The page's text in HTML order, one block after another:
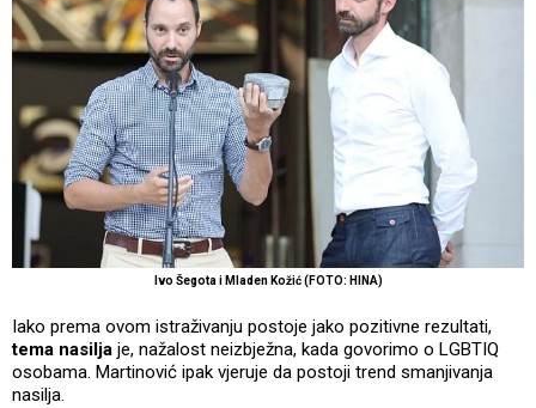
Ivo Šegota i Mladen Kožić (FOTO: HINA)
Iako prema ovom istraživanju postoje jako pozitivne rezultati,
tema nasilja je, nažalost neizbježna, kada govorimo o LGBTIQ
osobama. Martinović ipak vjeruje da postoji trend smanjivanja
nasilja.